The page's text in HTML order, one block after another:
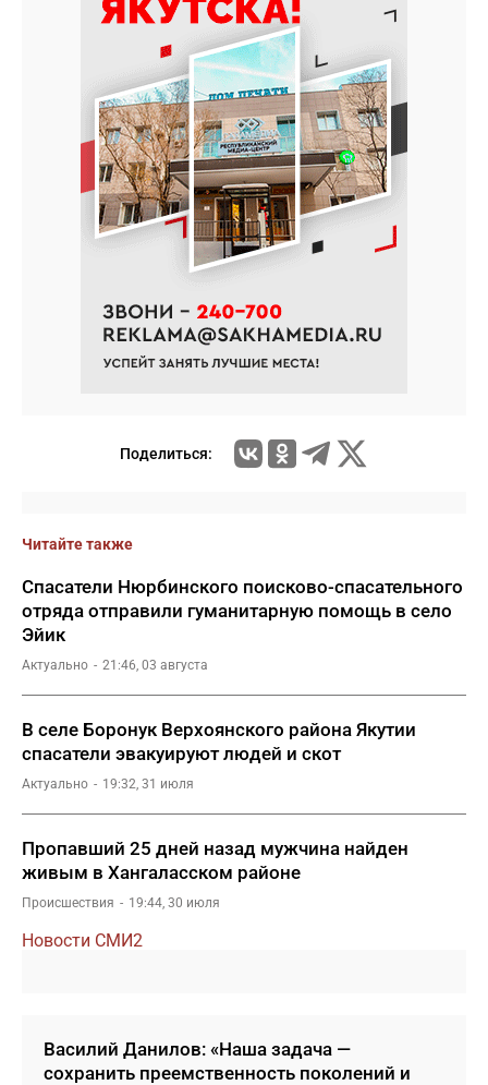
Поделиться:
Читайте также
Спасатели Нюрбинского поисково-спасательного
отряда отправили гуманитарную помощь в село
Эйик
Актуально 21:46, 03 августа
В селе Боронук Верхоянского района Якутии
спасатели эвакуируют людей и скот
Актуально 19:32, 31 июля
Пропавший 25 дней назад мужчина найден
живым в Хангаласском районе
Происшествия 19:44, 30 июля
Новости СМИ2
Василий Данилов: «Наша задача —
сохранить преемственность поколений и